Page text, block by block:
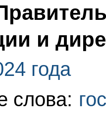
и
года
слова: